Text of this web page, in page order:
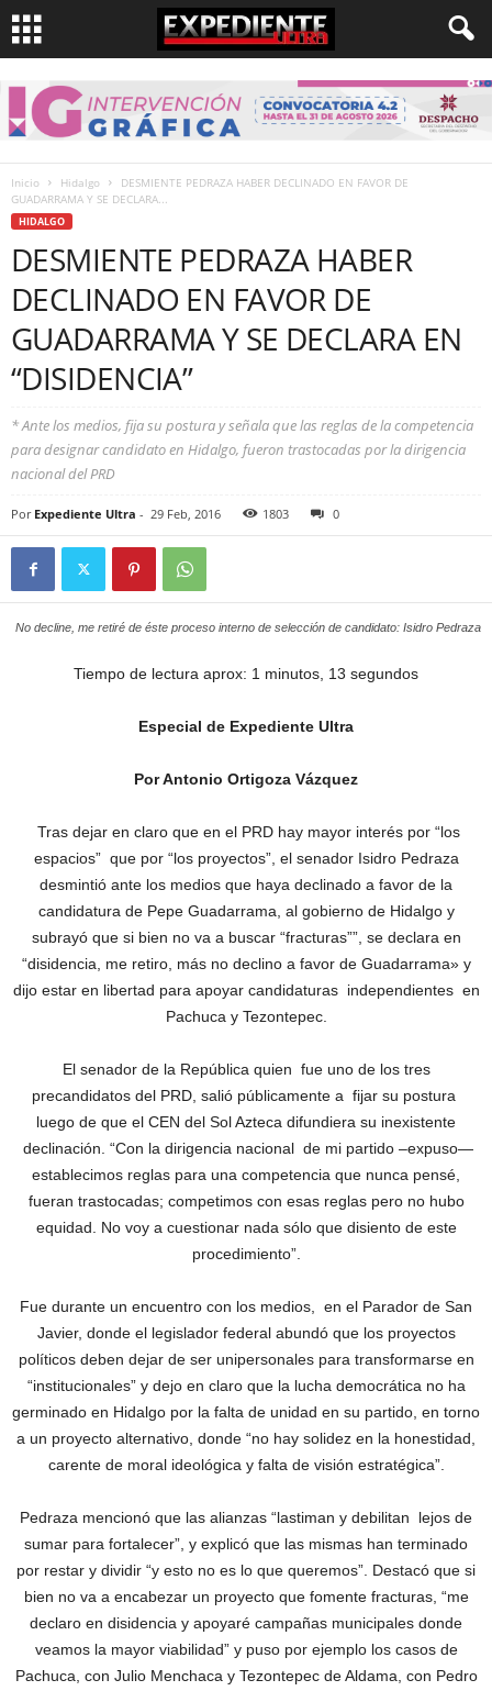
Inicio Hidalgo
DESMIENTE PEDRAZA HABER DECLINADO EN FAVOR DE
GUADARRAMA Y SE DECLARA...
HIDALGO
DESMIENTE PEDRAZA HABER
DECLINADO EN FAVOR DE
GUADARRAMA Y SE DECLARA EN
“DISIDENCIA”
* Ante los medios, fija su postura y señala que las reglas de la competencia
para designar candidato en Hidalgo, fueron trastocadas por la dirigencia
nacional del PRD
Por Expediente Ultra - 29 Feb, 2016 1803 0
No decline, me retiré de éste proceso interno de selección de candidato: Isidro Pedraza
Tiempo de lectura aprox: 1 minutos, 13 segundos
Especial de Expediente Ultra
Por Antonio Ortigoza Vázquez
Tras dejar en claro que en el PRD hay mayor interés por “los
espacios” que por “los proyectos”, el senador Isidro Pedraza
desmintió ante los medios que haya declinado a favor de la
candidatura de Pepe Guadarrama, al gobierno de Hidalgo y
subrayó que si bien no va a buscar “fracturas””, se declara en
“disidencia, me retiro, más no declino a favor de Guadarrama» y
dijo estar en libertad para apoyar candidaturas independientes en
Pachuca y Tezontepec.
El senador de la República quien fue uno de los tres
precandidatos del PRD, salió públicamente a fijar su postura
luego de que el CEN del Sol Azteca difundiera su inexistente
declinación. “Con la dirigencia nacional de mi partido –expuso—
establecimos reglas para una competencia que nunca pensé,
fueran trastocadas; competimos con esas reglas pero no hubo
equidad. No voy a cuestionar nada sólo que disiento de este
procedimiento”.
Fue durante un encuentro con los medios, en el Parador de San
Javier, donde el legislador federal abundó que los proyectos
políticos deben dejar de ser unipersonales para transformarse en
“institucionales” y dejo en claro que la lucha democrática no ha
germinado en Hidalgo por la falta de unidad en su partido, en torno
a un proyecto alternativo, donde “no hay solidez en la honestidad,
carente de moral ideológica y falta de visión estratégica”.
Pedraza mencionó que las alianzas “lastiman y debilitan lejos de
sumar para fortalecer”, y explicó que las mismas han terminado
por restar y dividir “y esto no es lo que queremos”. Destacó que si
bien no va a encabezar un proyecto que fomente fracturas, “me
declaro en disidencia y apoyaré campañas municipales donde
veamos la mayor viabilidad” y puso por ejemplo los casos de
Pachuca, con Julio Menchaca y Tezontepec de Aldama, con Pedro